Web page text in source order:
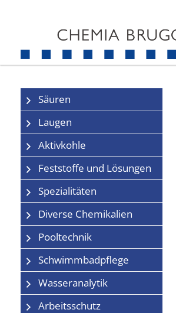
Säuren
Laugen
Aktivkohle
Feststoffe und Lösungen
Spezialitäten
Diverse Chemikalien
Pooltechnik
Schwimmbadpflege
Wasseranalytik
Arbeitsschutz